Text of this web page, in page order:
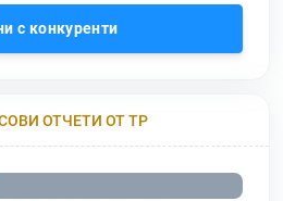
с конкуренти
ОТЧЕТИ ОТ ТР